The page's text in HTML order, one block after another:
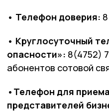
• Телефон доверия:
• Круглосуточный
опасности»: 8(4752)
абонентов сотовой
•Телефон для
представителей